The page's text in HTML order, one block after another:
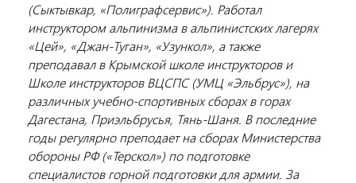
(Сыктывкар, «Полиграфсервис»). Работал
инструктором альпинизма в альпинистских лагерях
«Цей», «Джан-Туган», «Узункол», а также
преподавал в Крымской школе инструкторов и
Школе инструкторов ВЦСПС (УМЦ «Эльбрус»), на
различных учебно-спортивных сборах в горах
Дагестана, Приэльбрусья, Тянь-Шаня. В последние
годы регулярно преподает на сборах Министерства
обороны РФ («Терскол») по подготовке
специалистов горной подготовки для армии. За